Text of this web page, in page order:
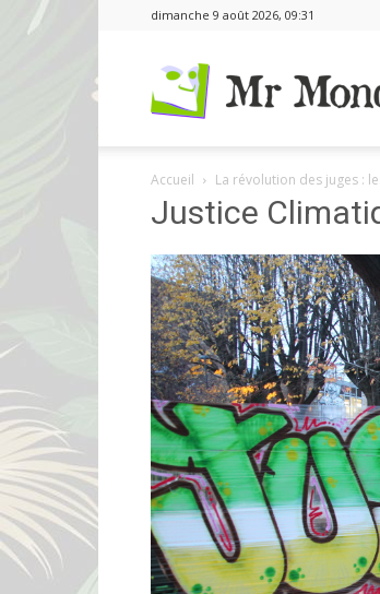
dimanche 9 août 2026, 09:31
Accueil La révolution des juges :
Justice